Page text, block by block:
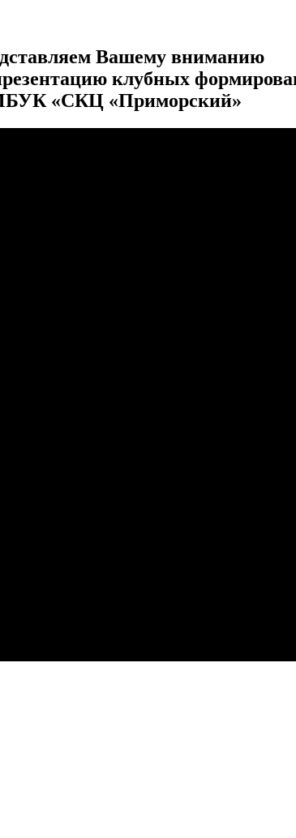
Вашему вниманию
клубных
«СКЦ «Приморский»